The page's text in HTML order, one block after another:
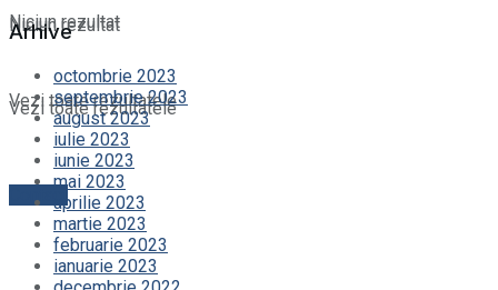
Niciun rezultat
Vezi toate rezultatele
Contact
Niciun rezultat
Vezi toate rezultatele
Arhive
octombrie 2023
septembrie 2023
august 2023
iulie 2023
iunie 2023
mai 2023
aprilie 2023
martie 2023
februarie 2023
ianuarie 2023